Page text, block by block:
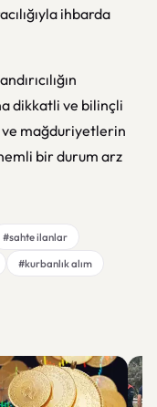
ihbarda
dikkatli ve bilinçli
ve mağduriyetlerin
bir durum arz
#sahte ilanlar
#kurbanlık alım